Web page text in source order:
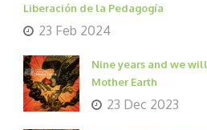
Liberación de la Pedagogía
23 Feb 2024
Nine years and we
Mother Earth
23 Dec 2023